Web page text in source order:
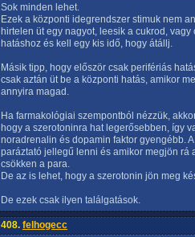
Sok minden lehet.
Ezek a központi idegrendszer stimuk nem
hirtelen üt egy nagyot, leesik a cukrod,
hatáshoz és kell egy kis idő, hogy átállj.
Másik tipp, hogy először csak perifériás
csak aztán üt be a központi hatás, amikor
annyira magad.
Ha farmakológiai szempontból nézzük,
hogy a szerotoninra hat legerősebben, így
noradrenalin és dopamin faktor gyengébb.
paráztató jellegű lenni és amikor megjön rá
csökken a para.
De az is lehet, hogy a szerotonin jön meg
De ezek csak ilyen találgatások.
408. felhogecc